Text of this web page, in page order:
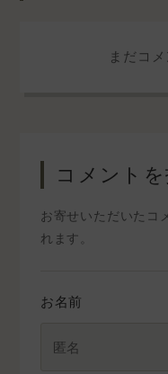
まだコ
コメントを
お寄せいただいたコ
れます。
お名前